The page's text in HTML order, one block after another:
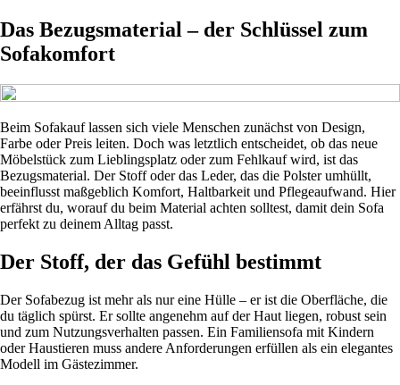
Das Bezugsmaterial – der Schlüssel zum
Sofakomfort
Beim Sofakauf lassen sich viele Menschen zunächst von Design,
Farbe oder Preis leiten. Doch was letztlich entscheidet, ob das neue
Möbelstück zum Lieblingsplatz oder zum Fehlkauf wird, ist das
Bezugsmaterial. Der Stoff oder das Leder, das die Polster umhüllt,
beeinflusst maßgeblich Komfort, Haltbarkeit und Pflegeaufwand. Hier
erfährst du, worauf du beim Material achten solltest, damit dein Sofa
perfekt zu deinem Alltag passt.
Der Stoff, der das Gefühl bestimmt
Der Sofabezug ist mehr als nur eine Hülle – er ist die Oberfläche, die
du täglich spürst. Er sollte angenehm auf der Haut liegen, robust sein
und zum Nutzungsverhalten passen. Ein Familiensofa mit Kindern
oder Haustieren muss andere Anforderungen erfüllen als ein elegantes
Modell im Gästezimmer.